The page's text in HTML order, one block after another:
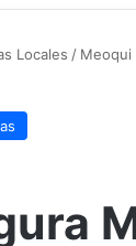
Locales / Meoqui